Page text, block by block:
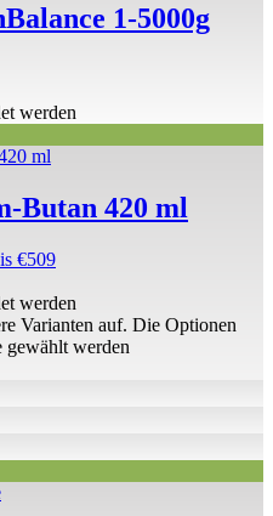
1-5000g
werden
Butan 420 ml
€509
werden
Varianten auf. Die Optionen
gewählt werden